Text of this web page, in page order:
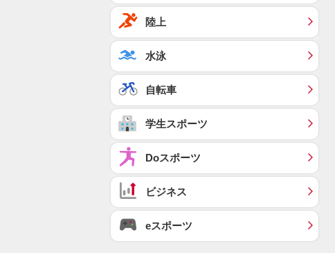
陸上
水泳
自転車
学生スポーツ
Doスポーツ
ビジネス
eスポーツ